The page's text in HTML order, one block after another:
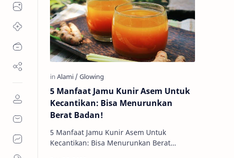
5 Manfaat Jamu Kunir Asem Untuk
Kecantikan: Bisa Menurunkan
Berat Badan!
5 Manfaat Jamu Kunir Asem Untuk
Kecantikan: Bisa Menurunkan Berat